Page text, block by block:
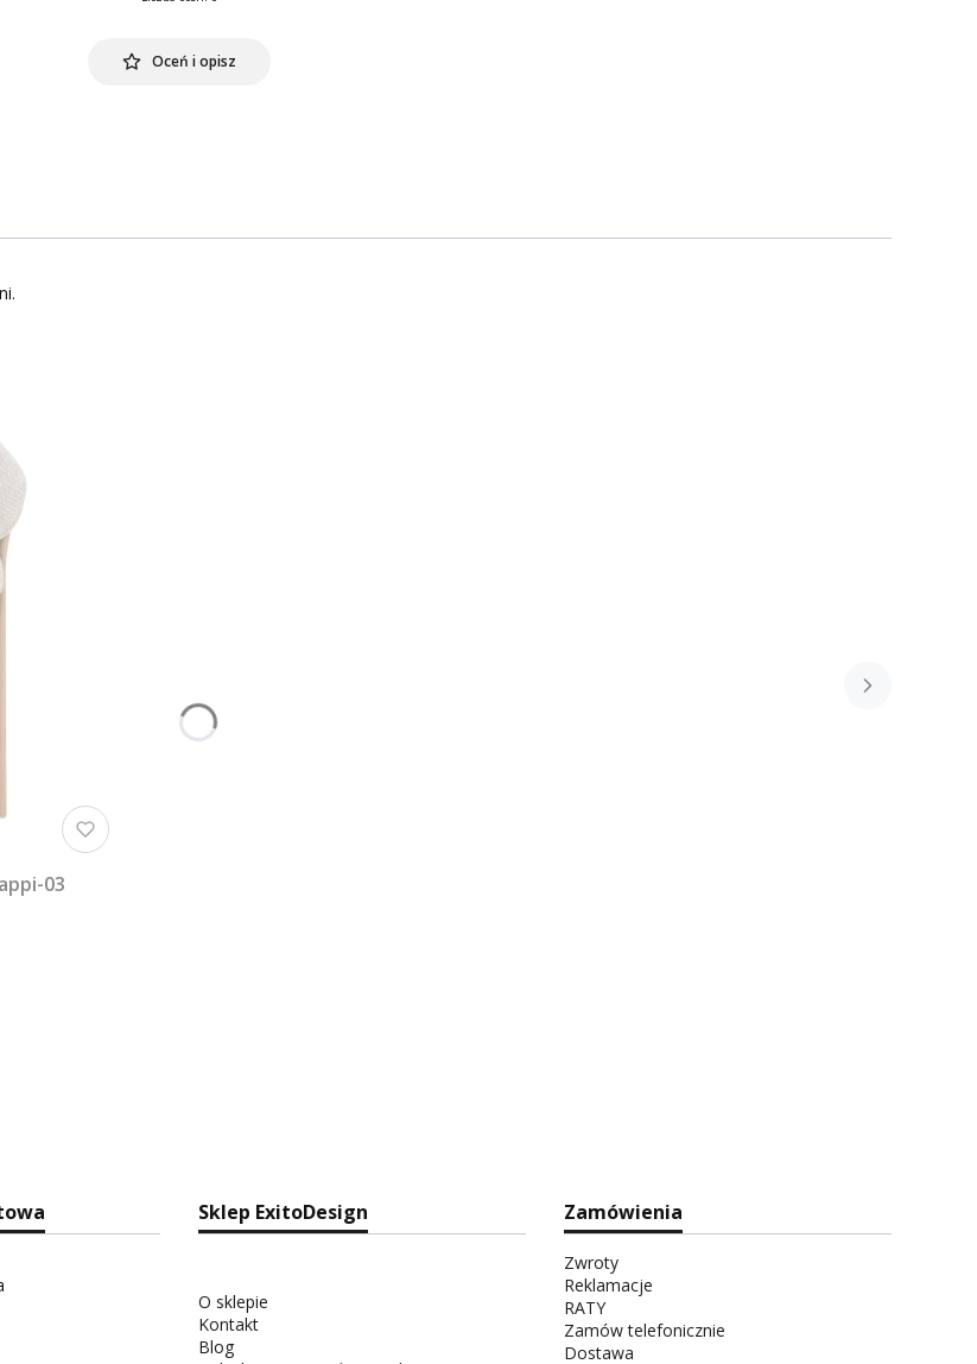
Oceń i opisz
03
Sklep ExitoDesign
O sklepie
Kontakt
Blog
Zamówienia
Zwroty
Reklamacje
RATY
Zamów telefonicznie
Dostawa